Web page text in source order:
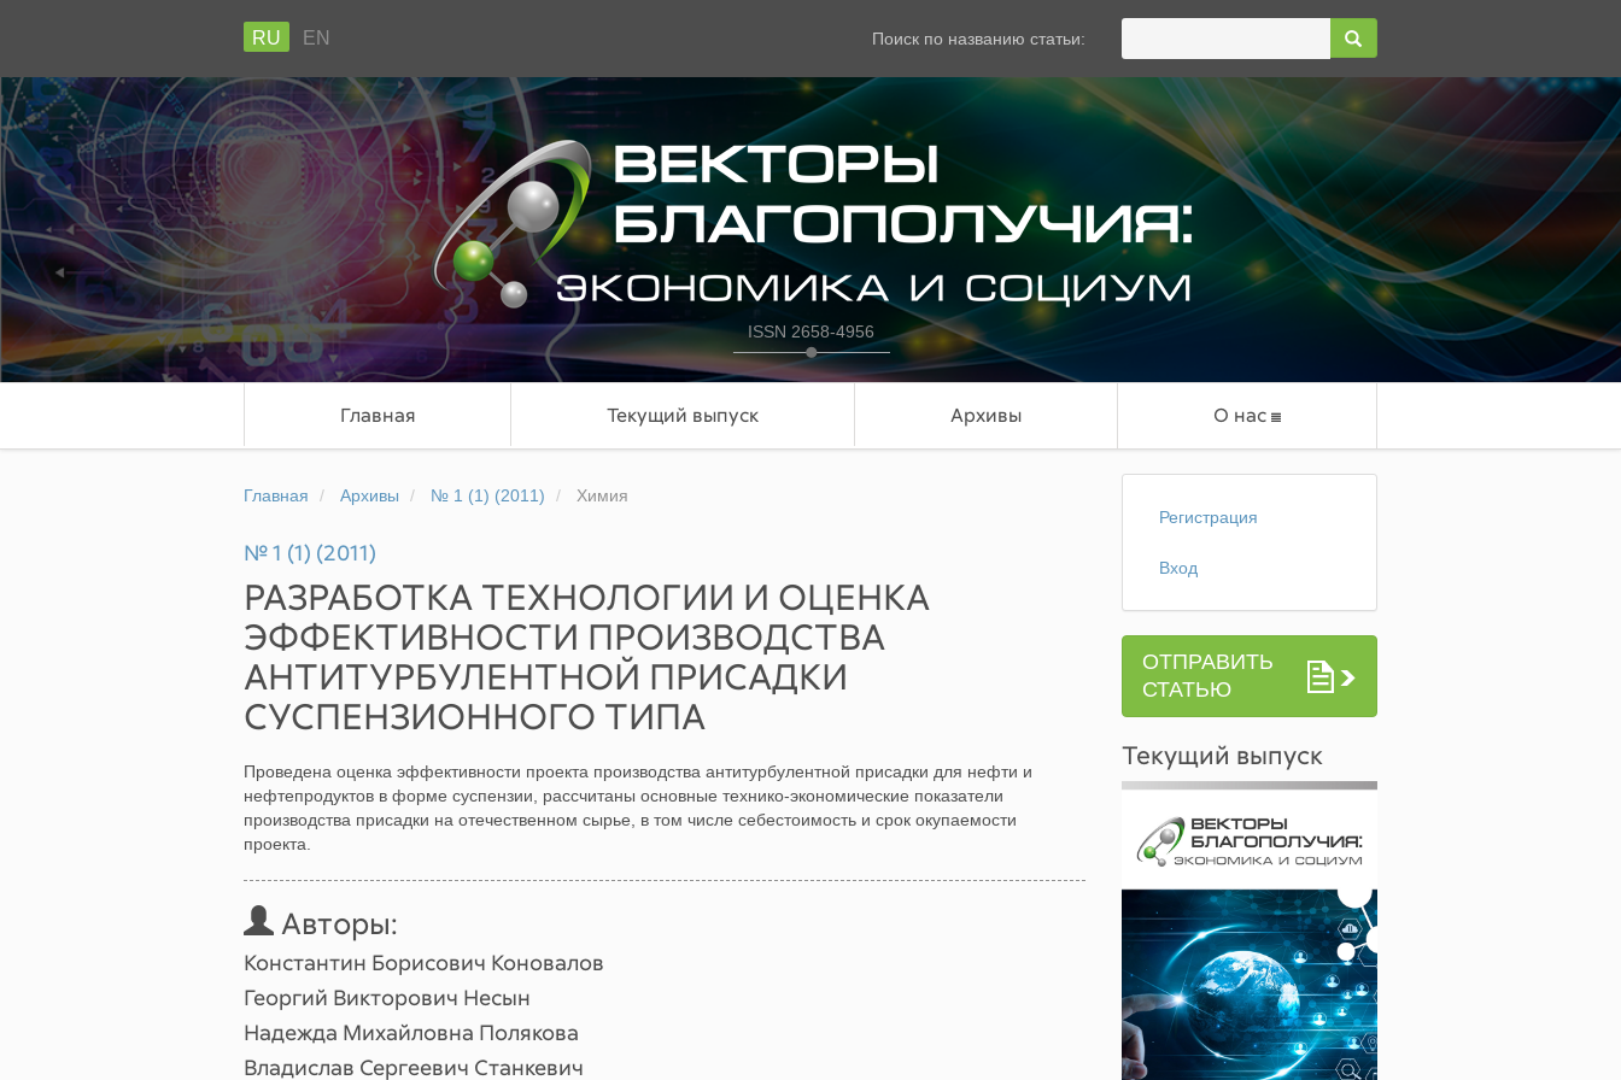
RU EN Поиск по названию статьи:
ISSN 2658-4956
Главная Текущий выпуск Архивы О нас
Главная Архивы № 1 (1) (2011) Химия
№ 1 (1) (2011)
РАЗРАБОТКА ТЕХНОЛОГИИ И ОЦЕНКА
ЭФФЕКТИВНОСТИ ПРОИЗВОДСТВА
АНТИТУРБУЛЕНТНОЙ ПРИСАДКИ
СУСПЕНЗИОННОГО ТИПА
Проведена оценка эффективности проекта производства антитурбулентной присадки для нефти и
нефтепродуктов в форме суспензии, рассчитаны основные технико-экономические показатели
производства присадки на отечественном сырье, в том числе себестоимость и срок окупаемости
проекта.
Авторы:
Константин Борисович Коновалов
Георгий Викторович Несын
Надежда Михайловна Полякова
Владислав Сергеевич Станкевич
Регистрация
Вход
ОТПРАВИТЬ
СТАТЬЮ
Текущий выпуск